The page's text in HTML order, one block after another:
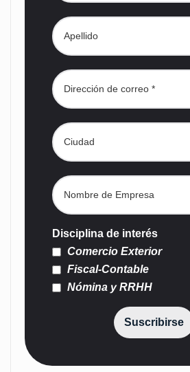
Disciplina de interés
Comercio Exterior
Fiscal-Contable
Nómina y RRHH
Suscribirse